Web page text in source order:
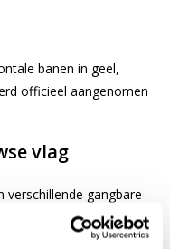
banen in geel,
officieel aangenomen
vlag
verschillende gangbare
via de keuze optie.
glanspolyester